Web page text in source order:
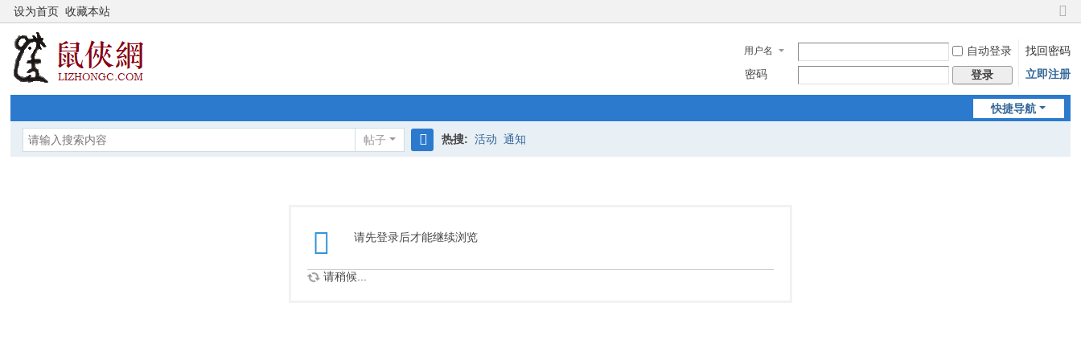
设为首页 收藏本站
切
到
窄
版
用户名 自动登录
找回密码
密码
登录 立即注册
快捷导航
帖子 热搜: 活动 通知
请先登录后才能继续浏览
请稍候...